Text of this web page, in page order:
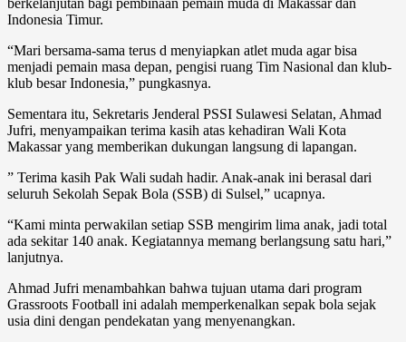
Indonesia Timur.
“Mari bersama-sama terus d menyiapkan atlet muda agar bisa
menjadi pemain masa depan, pengisi ruang Tim Nasional dan klub-
klub besar Indonesia,” pungkasnya.
Sementara itu, Sekretaris Jenderal PSSI Sulawesi Selatan, Ahmad
Jufri, menyampaikan terima kasih atas kehadiran Wali Kota
Makassar yang memberikan dukungan langsung di lapangan.
” Terima kasih Pak Wali sudah hadir. Anak-anak ini berasal dari
seluruh Sekolah Sepak Bola (SSB) di Sulsel,” ucapnya.
“Kami minta perwakilan setiap SSB mengirim lima anak, jadi total
ada sekitar 140 anak. Kegiatannya memang berlangsung satu hari,”
lanjutnya.
Ahmad Jufri menambahkan bahwa tujuan utama dari program
Grassroots Football ini adalah memperkenalkan sepak bola sejak
usia dini dengan pendekatan yang menyenangkan.